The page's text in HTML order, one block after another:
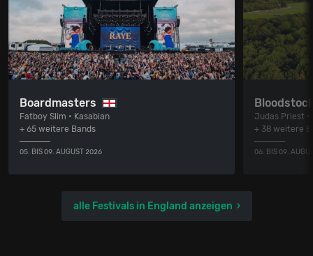
Boardmasters
Fatboy Slim • Kasabian
+ 65 weitere Bands
05. BIS 09. AUGUST 2026
Judas Priest •
+ 38 weitere
06. BIS 09.
alle Festivals in England anzeigen